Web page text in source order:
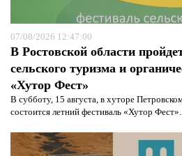
07/08/2026 12:47:00
В Ростовской области
сельского туризма и
«Хутор Фест»
В субботу, 15 августа, в хуторе
состоится летний фестиваль «Хутор